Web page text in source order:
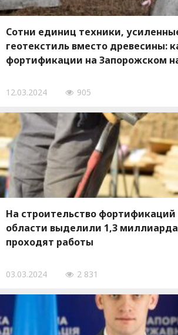
Сотни единиц техники,
геотекстиль вместо древесины:
фортификации на Запорожском
12.03.2024 905
На строительство фортификаций
области выделили 1,3 миллиарда
проходят работы
03.03.2024 2 831